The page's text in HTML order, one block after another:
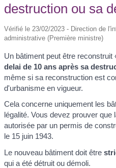
destruction ou sa
Vérifié le 23/02/2023 - Direction de
administrative (Première ministre)
Un bâtiment peut être reconstruit
delai de 10 ans après sa
même si sa reconstruction est
d'urbanisme en vigueur.
Cela concerne uniquement les
légalité. Vous devez prouver que
autorisée par un permis de
le 15 juin 1943.
Le nouveau bâtiment doit être
qui a été détruit ou démoli.